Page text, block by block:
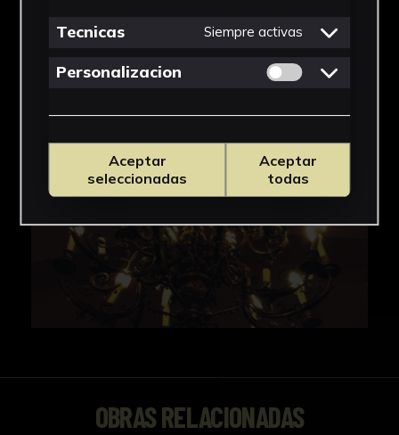
IMÁGENES
OBRAS RELACIONADAS
Tecnicas Siempre activas
Personalizacion Permitir cookies
Aceptar
seleccionadas
Aceptar
todas